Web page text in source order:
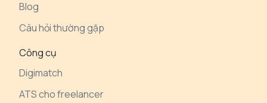
Blog
Câu hỏi thường gặp
Công cụ
Digimatch
ATS cho freelancer